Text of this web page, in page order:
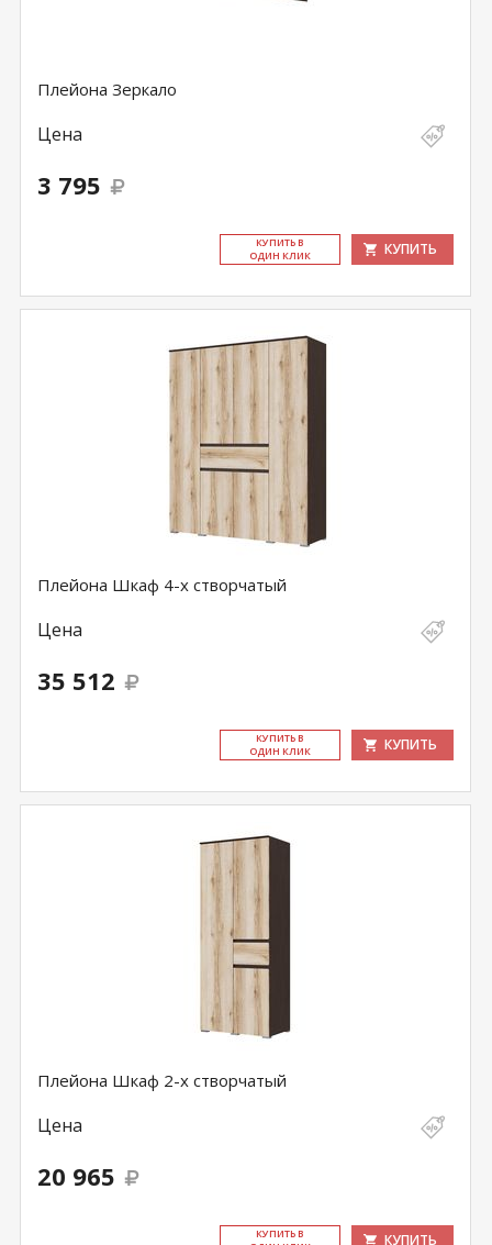
Плейона Зеркало
Цена
3 795
КУ­ПИТЬ В
ОДИН КЛИК
КУПИТЬ
Плейона Шкаф 4-х створчатый
Цена
35 512
КУ­ПИТЬ В
ОДИН КЛИК
КУПИТЬ
Плейона Шкаф 2-х створчатый
Цена
20 965
КУ­ПИТЬ В
КУПИТЬ